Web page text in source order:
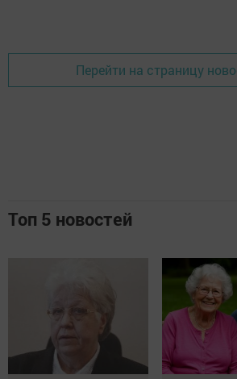
Перейти на страницу
Топ 5 новостей